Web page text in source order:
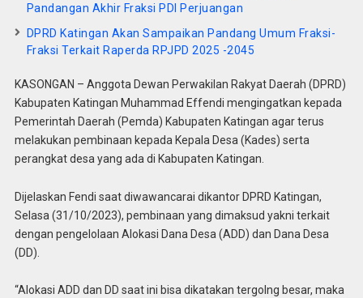
Pandangan Akhir Fraksi PDI Perjuangan
DPRD Katingan Akan Sampaikan Pandang Umum Fraksi-
Fraksi Terkait Raperda RPJPD 2025 -2045
KASONGAN – Anggota Dewan Perwakilan Rakyat Daerah (DPRD)
Kabupaten Katingan Muhammad Effendi mengingatkan kepada
Pemerintah Daerah (Pemda) Kabupaten Katingan agar terus
melakukan pembinaan kepada Kepala Desa (Kades) serta
perangkat desa yang ada di Kabupaten Katingan.
Dijelaskan Fendi saat diwawancarai dikantor DPRD Katingan,
Selasa (31/10/2023), pembinaan yang dimaksud yakni terkait
dengan pengelolaan Alokasi Dana Desa (ADD) dan Dana Desa
(DD).
“Alokasi ADD dan DD saat ini bisa dikatakan tergolng besar, maka